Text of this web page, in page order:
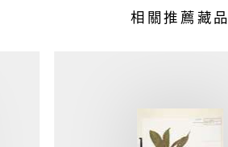
相關推薦藏品